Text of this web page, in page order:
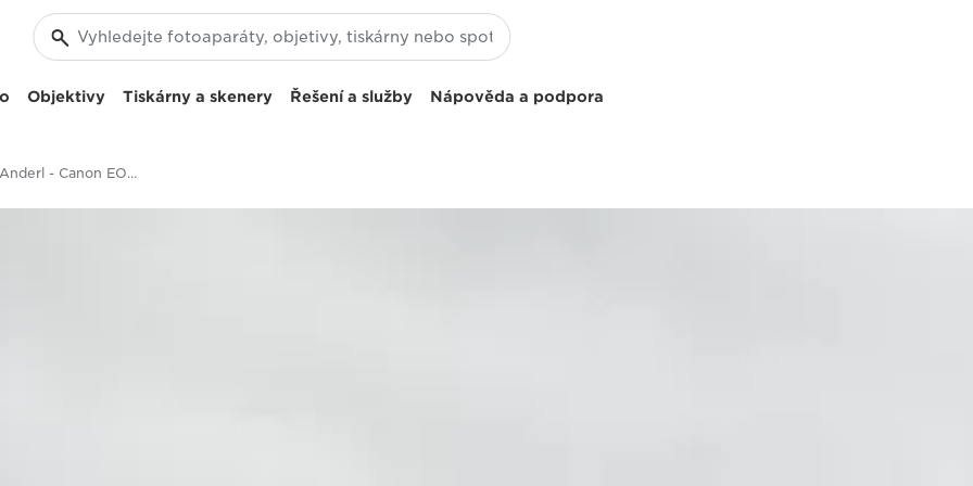
Objektivy Tiskárny a skenery Řešení a služby Nápověda a podpora
Christian Anderl - Canon EOS 5D Mark IV